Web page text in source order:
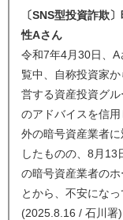
〔SNS型投資詐欺
性Aさん
令和7年4月30日、
覧中、自称投資家
営する資産投資グ
のアドバイスを信
外の暗号資産業者
したものの、8月13
の暗号資産業者の
とから、不安にな
(2025.8.16 / 石川署)